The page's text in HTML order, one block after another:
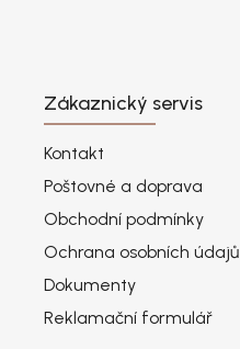
Zákaznický servis
Kontakt
Poštovné a doprava
Obchodní podmínky
Ochrana osobních údajů
Dokumenty
Reklamační formulář